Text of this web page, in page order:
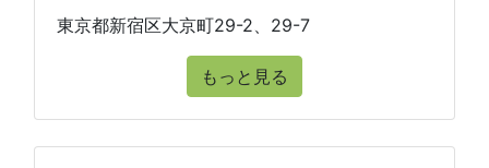
東京都新宿区大京町29-2、29-7
もっと見る